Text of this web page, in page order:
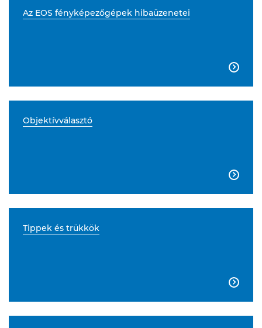
Az EOS fényképezőgépek hibaüzenetei

Objektívválasztó

Tippek és trükkök
